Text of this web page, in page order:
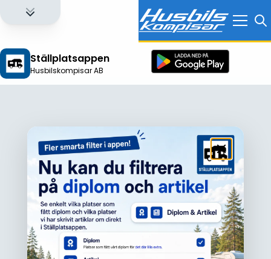
Ställplatsappen
Husbilskompisar AB
Logga in för att få full tillgång till alla funktioner!